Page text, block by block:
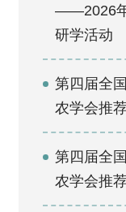
人才研修
科技工作者
——2026年
研学活动
第四届全
农学会推
第四届全
农学会推